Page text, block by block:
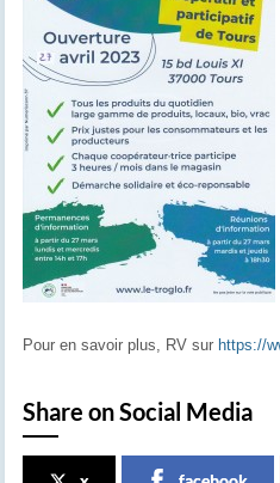
Pour en savoir plus, RV sur https://
Share on Social Media